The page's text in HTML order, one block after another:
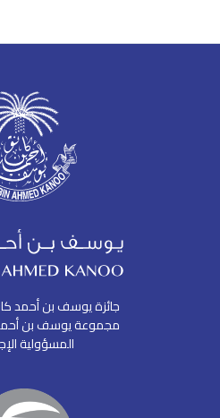
جائزة يوسف بن أحمد
مجموعة يوسف بن
المسؤولية